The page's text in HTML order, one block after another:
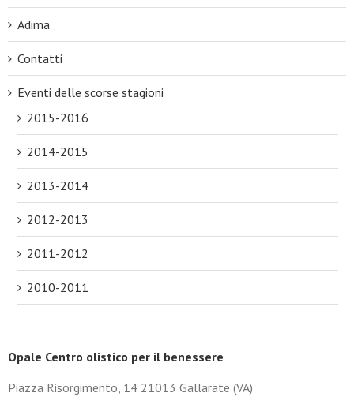
Adima
Contatti
Eventi delle scorse stagioni
2015-2016
2014-2015
2013-2014
2012-2013
2011-2012
2010-2011
Opale Centro olistico per il benessere
Piazza Risorgimento, 14 21013 Gallarate (VA)